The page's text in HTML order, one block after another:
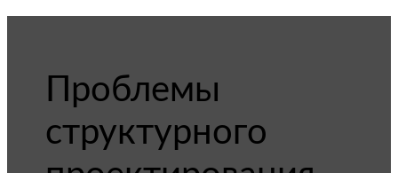
Проблемы
структурного